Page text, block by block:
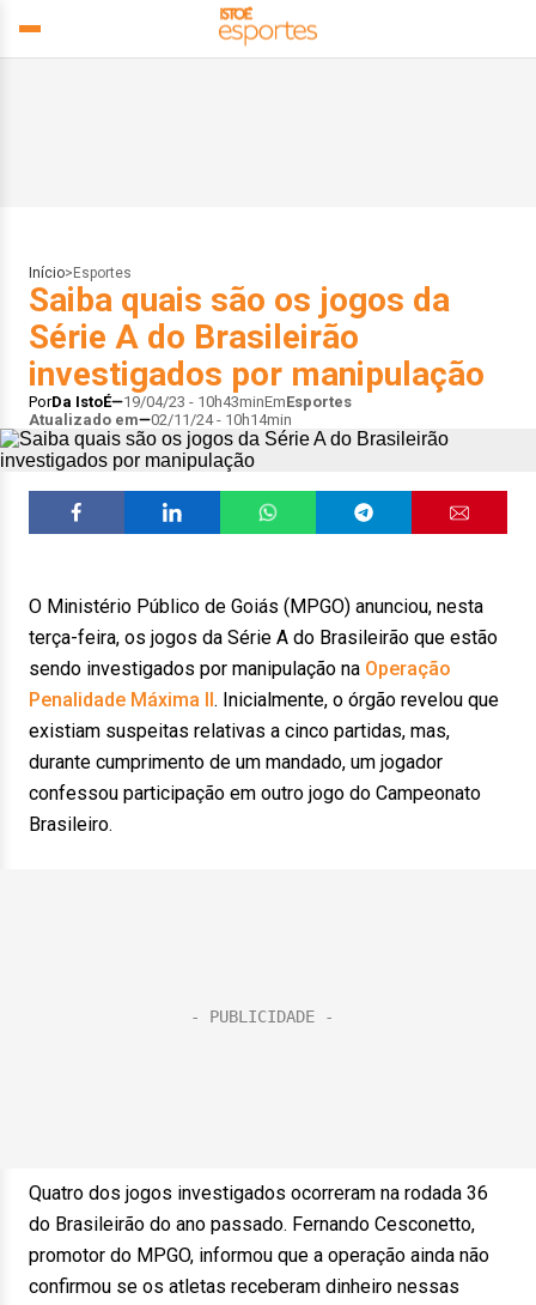
Início> Esportes
Saiba quais são os jogos da
Série A do Brasileirão
investigados por manipulação
PorDa IstoÉ 19/04/23 - 10h43minEmEsportes
Atualizado em
02/11/24 - 10h14min
O Ministério Público de Goiás (MPGO) anunciou, nesta
terça-feira, os jogos da Série A do Brasileirão que estão
sendo investigados por manipulação na Operação
Penalidade Máxima II. Inicialmente, o órgão revelou que
existiam suspeitas relativas a cinco partidas, mas,
durante cumprimento de um mandado, um jogador
confessou participação em outro jogo do Campeonato
Brasileiro.
Quatro dos jogos investigados ocorreram na rodada 36
do Brasileirão do ano passado. Fernando Cesconetto,
promotor do MPGO, informou que a operação ainda não
confirmou se os atletas receberam dinheiro nessas